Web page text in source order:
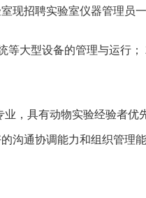
现招聘实验室仪器管理员
大型设备的管理与运行
，具有动物实验经验者
沟通协调能力和组织管理